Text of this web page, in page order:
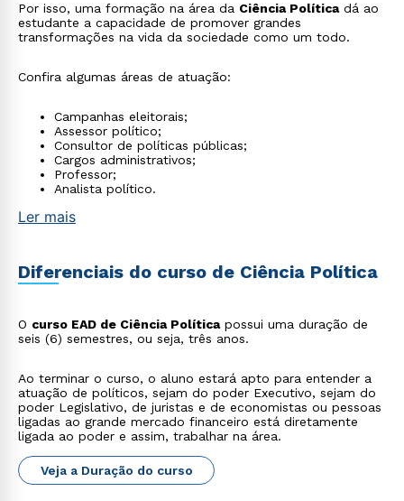
Por isso, uma formação na área da Ciência Políticadá ao
estudante a capacidade de promover grandes
transformações na vida da sociedade como um todo.
Confira algumas áreas de atuação:
Campanhas eleitorais;
Assessor político;
Consultor de políticas públicas;
Cargos administrativos;
Professor;
Analista político.
Ler mais
Diferenciais do curso de Ciência Política
O curso EAD de Ciência Políticapossui uma duração de
seis (6) semestres, ou seja, três anos.
Ao terminar o curso, o aluno estará apto para entender a
atuação de políticos, sejam do poder Executivo, sejam do
poder Legislativo, de juristas e de economistas ou pessoas
ligadas ao grande mercado financeiro está diretamente
ligada ao poder e assim, trabalhar na área.
Veja a Duração do curso